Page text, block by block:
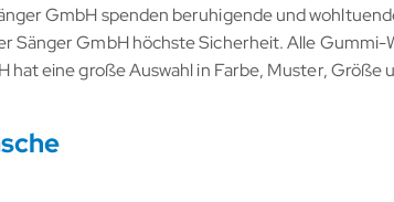
GmbH spenden beruhigende und
Sänger GmbH höchste Sicherheit. Alle Gummi-
eine große Auswahl in Farbe, Muster, Größe